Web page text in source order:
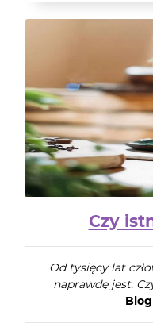
Czy
Od tysięcy lat
naprawdę jest.
Blog